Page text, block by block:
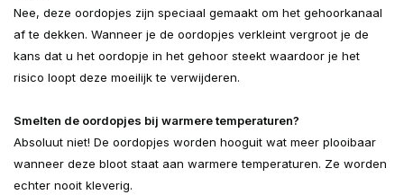
Nee, deze oordopjes zijn speciaal gemaakt om het gehoorkanaal
af te dekken. Wanneer je de oordopjes verkleint vergroot je de
kans dat u het oordopje in het gehoor steekt waardoor je het
risico loopt deze moeilijk te verwijderen.
Smelten de oordopjes bij warmere temperaturen?
Absoluut niet! De oordopjes worden hooguit wat meer plooibaar
wanneer deze bloot staat aan warmere temperaturen. Ze worden
echter nooit kleverig.